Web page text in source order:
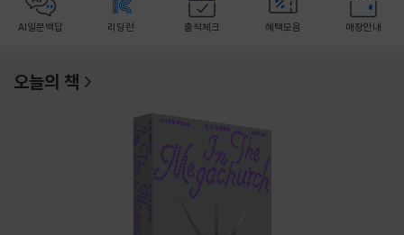
AI일문백답 리딩런 출석체크 혜택모음 매장안내
오늘의 책